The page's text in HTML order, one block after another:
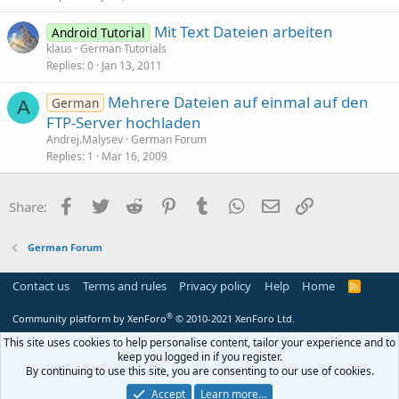
Msgbox(zw_zeile,
Next
End Sub
Sub JobDone (Job As HttpJob )
If Job.Success =
      Activity.SetBackgroundImage(Job.GetBitmap)
Dim
'      out =
Dim str1 As String
      str1 = list1.get(akt_pos)
Dim
      zw_zeile = str1.SubString2(von +
1 ,
      out =
File.OpenOutput( File
File.Copy2(Job.GetInputStream, out)
      out.Close
      akt_pos = akt_pos +
Android Tutorial Mit Text Dateien arbeiten
klaus German Tutorials
Replies 0 Jan 13, 2011
A German Mehrere Dateien auf einmal auf den
FTP-Server hochladen
Andrej.Malysev German Forum
Replies 1 Mar 16, 2009
Share: Facebook
Twitter Reddit PinterestTumblr WhatsApp
Email
German Forum
Contact us Terms and rules Privacy policy Help Home
R
Community platform by XenForo® © 2010-2021 XenForo Ltd.
This site uses cookies to help personalise content, tailor your experience and to
keep you logged in if you register.
By continuing to use this site, you are consenting to our use of cookies.
Accept
Learn more…